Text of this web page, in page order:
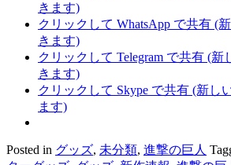
きます)
クリックして WhatsApp で共有 (
きます)
クリックして Telegram で共有 (
きます)
クリックして Skype で共有 (新し
ます)
Posted in グッズ, 未分類, 進撃の巨人